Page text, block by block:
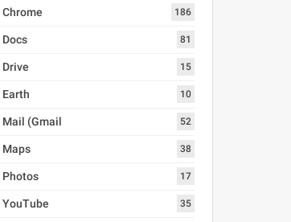
186
81
15
10
Mail (Gmail 52
Maps 38
Photos 17
35